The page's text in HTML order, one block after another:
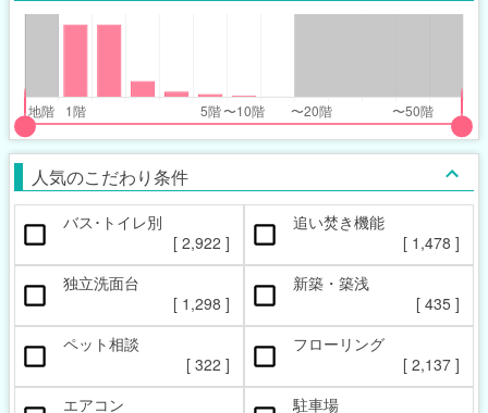
人気のこだわり条件
バス･トイレ別
[ 2,922 ]
追い焚き機能
[ 1,478 ]
独立洗面台
[ 1,298 ]
新築・築浅
[ 435 ]
ペット相談
[ 322 ]
フローリング
[ 2,137 ]
エアコン
駐車場